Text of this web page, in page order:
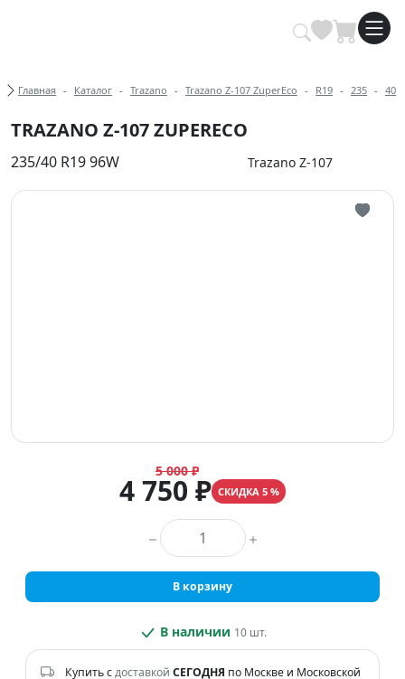
Купить автомобильные шины
Хлебные крошки
Главная Каталог Trazano Trazano Z-107 ZuperEco R19 235 40
TRAZANO Z-107 ZUPERECO
235/40 R19 96W Trazano Z-107
5 000 ₽
4 750 ₽ СКИДКА 5 %
Количество товара
В корзину
В наличии 10 шт.
Купить сдоставкой СЕГОДНЯ по Москве и Московской